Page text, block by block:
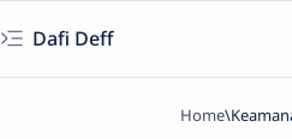
Dafi Deff